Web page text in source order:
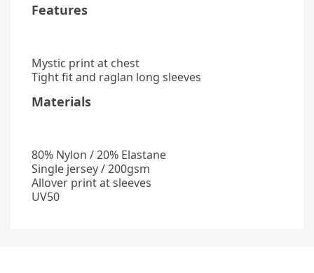
Features
Mystic print at chest
Tight fit and raglan long sleeves
Materials
80% Nylon / 20% Elastane
Single jersey / 200gsm
Allover print at sleeves
UV50